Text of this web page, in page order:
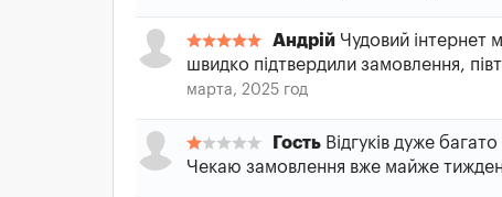
Андрій Чудовий інтернет
швидко підтвердили замовлення,
марта, 2025 год
Гость Відгуків дуже
Чекаю замовлення вже майже